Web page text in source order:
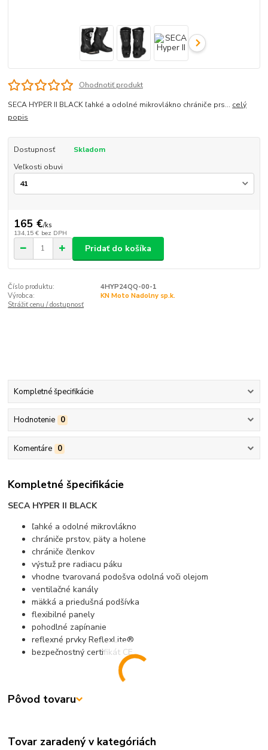
Ohodnotiť produkt
SECA HYPER II BLACK ľahké a odolné mikrovlákno chrániče prs... celý
popis
Dostupnosť
Skladom
Veľkosti obuvi
165 €/ks
134,15 € bez DPH
Pridať do košíka
Číslo produktu:
4HYP24QQ-00-1
Výrobca:
KN Moto Nadolny sp.k.
Strážiť cenu / dostupnosť
Kompletné špecifikácie
Hodnotenie 0
Komentáre 0
Kompletné špecifikácie
SECA HYPER II BLACK
ľahké a odolné mikrovlákno
chrániče prstov, päty a holene
chrániče členkov
výstuž pre radiacu páku
vhodne tvarovaná podošva odolná voči olejom
ventilačné kanály
mäkká a priedušná podšívka
flexibilné panely
pohodlné zapínanie
reflexné prvky ReflexLite®
bezpečnostný certifikát CE
Pôvod tovaru
Tovar zaradený v kategóriách